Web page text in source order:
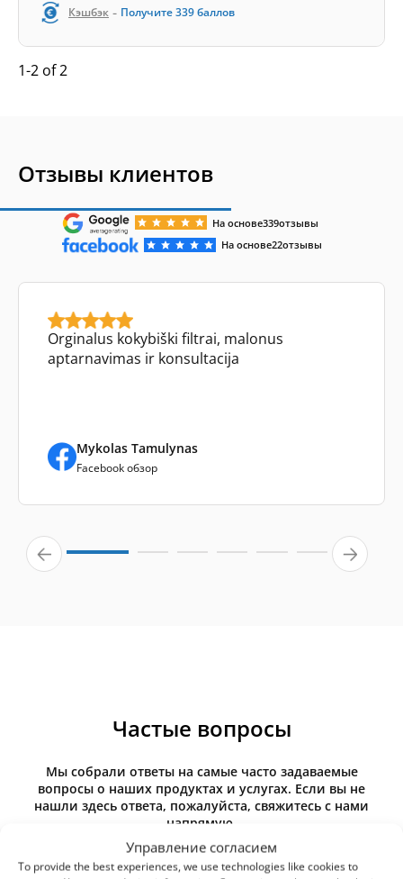
Управление согласием
To provide the best experiences, we use technologies like cookies to
Кэшбэк - Получите339баллов
1-2 of 2
Отзывы клиентов
На основе339отзывы
На основе22отзывы
Orginalus kokybiški filtrai, malonus
aptarnavimas ir konsultacija
Mykolas Tamulynas
Facebook обзор
Частые вопросы
Мы собрали ответы на самые часто задаваемые
вопросы о наших продуктах и услугах. Если вы не
нашли здесь ответа, пожалуйста, свяжитесь с нами
напрямую.